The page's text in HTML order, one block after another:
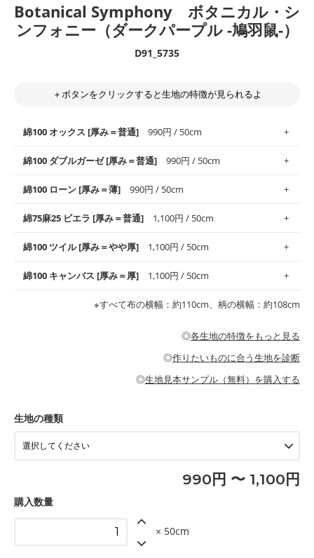
Botanical Symphony ボタニカル・シ
ンフォニー（ダークパープル -鳩羽鼠-）
D91_5735
＋ボタンをクリックすると生地の特徴が見られるよ
綿100 オックス [厚み＝普通] 990円 / 50cm
使いやすさNo.1！しなやかさと適度な張りを併せ持ち、通気性の
高さがオックス生地の特徴です。当サイトのオックス生地は、
般にお使いいただけます。
※レッスンバッグ、上履き袋などの通園通学グッズにはツイル生
・布団カバーなどの寝具、カーテン
綿100 ダブルガーゼ [厚み＝普通] 990円 / 50cm
柔らかくふんわりとした肌触りが特徴です。ベビー用品やハンカ
チなど直接肌に触れるアイテムに最適です。高い吸湿性・通気性
す。
・スタイ、おくるみなどのベビーグッズ
・ブラウス、チュニック、ワンピースなどの洋服
・パジャマなどの寝具
綿100 ローン [厚み＝薄] 990円 / 50cm
上質で薄手の平織りの生地です。軽やかさとなめらかな手触りの
良さが魅力。透け感があるので、涼しげなトップスなどに最適で
・ブラウス、シャツ、チュニックなどのトップス
綿75麻25 ビエラ [厚み＝普通] 1,100円 / 50cm
コットン75％リネン25％の当店のビエラ生地は、オックス生地よ
りもふんわりとした柔らかい質感と適度な落ち感を感じられるの
綿100 ツイル [厚み＝やや厚] 1,100円 / 50cm
綾織りの生地です。しっかりとした張りと厚みがありながらも柔
らかいのが特徴です。生地の厚みは中厚手です。1枚でも透け感
・カーテン、エプロン、テーブルクロスなどの暮らしのアイテム
・パンツ、タックスカートなどのボトムス
もっと詳しく見る
綿100 キャンバス [厚み＝厚] 1,100円 / 50cm
耐久性があります。トートバッグ・ポーチ・ペンケースなどの布
小物、インテリア用品に向いています。
・工作用エプロン
もっと詳しく見る
※すべて布の横幅：約110cm、柄の横幅：約108cm
◎各生地の特徴をもっと見る
◎作りたいものに合う生地を診断
◎生地見本サンプル（無料）を購入する
生地の種類
990円 〜 1,100円
購入数量
× 50cm